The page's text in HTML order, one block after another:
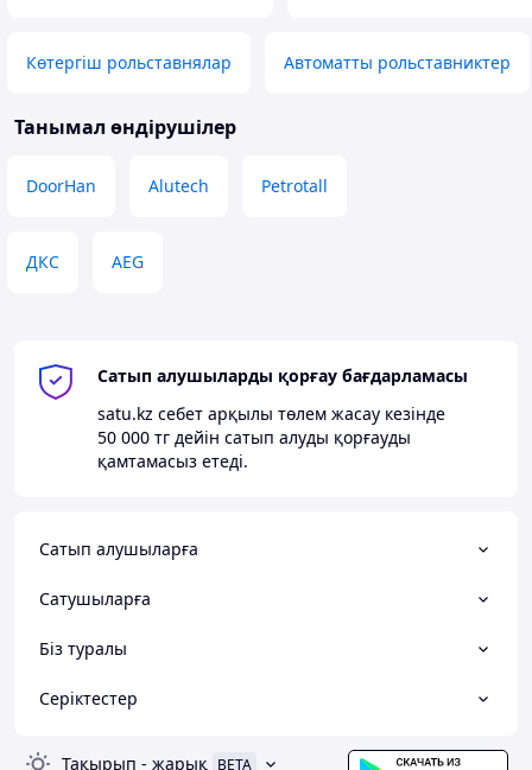
Көтергіш рольставнялар Автоматты рольставниктер
Танымал өндірушілер
DoorHan Alutech Petrotall
ДКС AEG
Сатып алушыларды қорғау бағдарламасы
satu.kz себет арқылы төлем жасау кезінде
50 000 тг дейін сатып алуды қорғауды
қамтамасыз етеді.
Сатып алушыларға
Сатушыларға
Біз туралы
Серіктестер
Тақырып - жарық BETA